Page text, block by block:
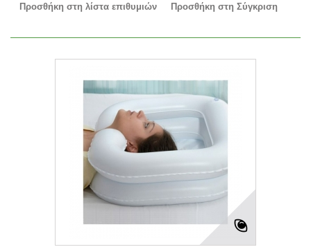
Προσθήκη στη λίστα επιθυμιών Προσθήκη στη Σύγκριση